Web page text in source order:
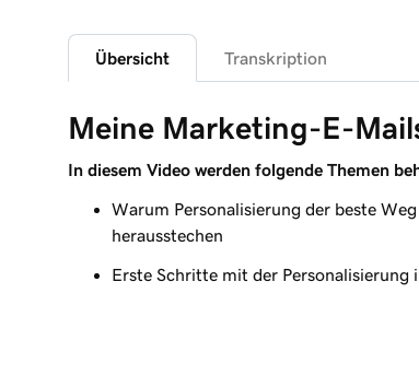
Erstellen Sie eine E-Mail-
Erstellen und senden Sie eine E-Mail-
Lektion 9 (von 9)
Verfolgen und Analysieren Ihrer E-
Übersicht Transkription
Meine Marketing-E-
In diesem Video werden folgende Themen
Warum Personalisierung der beste
herausstechen
Erste Schritte mit der Personalisierung